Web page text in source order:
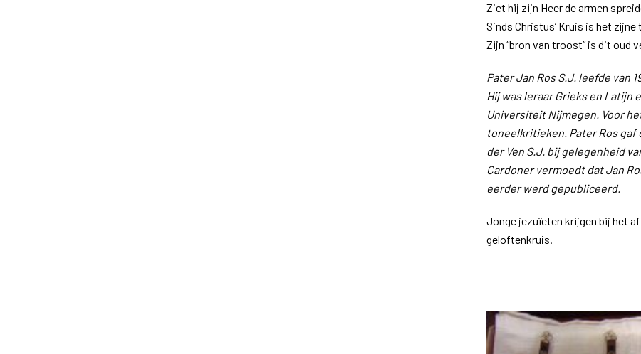
Ziet hij zijn Heer de armen
Sinds Christus’ Kruis is het zíjne
Zijn “bron van troost” is dit oud
Pater Jan Ros S.J. leefde van
Hij was leraar Grieks en Latijn
Universiteit Nijmegen. Voor
toneelkritieken. Pater Ros gaf
der Ven S.J. bij gelegenheid
Cardoner vermoedt dat Jan
eerder werd gepubliceerd.
Jonge jezuïeten krijgen bij het
geloftenkruis.